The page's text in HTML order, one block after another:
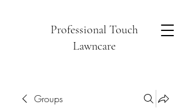
Professional Touch
Lawncare
Groups